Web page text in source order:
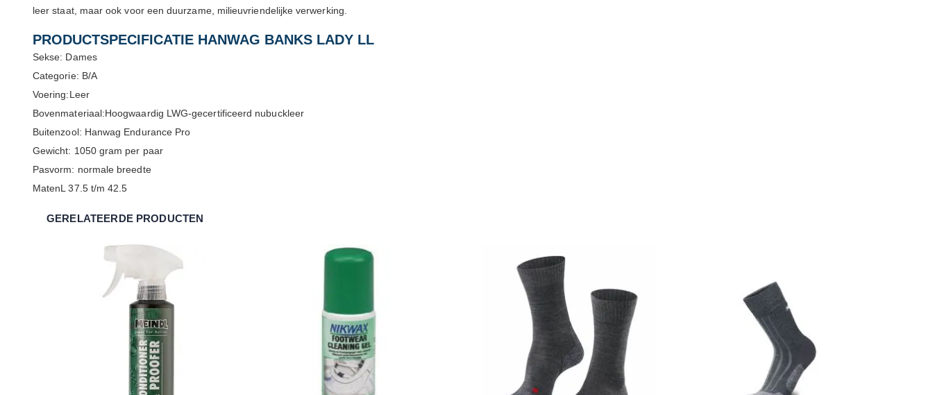
leer staat, maar ook voor een duurzame, milieuvriendelijke verwerking.
PRODUCTSPECIFICATIE HANWAG BANKS LADY LL
Sekse: Dames
Categorie: B/A
Voering:Leer
Bovenmateriaal:Hoogwaardig LWG-gecertificeerd nubuckleer
Buitenzool: Hanwag Endurance Pro
Gewicht: 1050 gram per paar
Pasvorm: normale breedte
MatenL 37.5 t/m 42.5
GERELATEERDE PRODUCTEN